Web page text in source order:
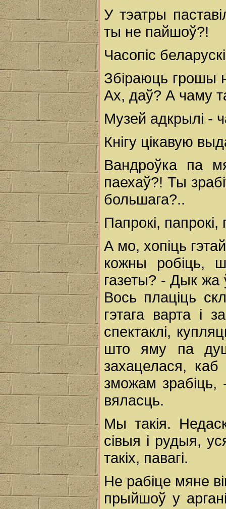
У тэатры
ты не пайшоў?!
Часопіс
Збіраюць грошы
Ах, даў? А чаму
Музей адкрылі -
Кнігу цікавую
Вандроўка па
паехаў?! Ты
большага?..
Папрокі,
А мо, хопіць
кожны робіць,
газеты? - Дык жа
Вось плаціць
гэтага варта і
спектаклі,
што яму па
захацелася,
зможам
вяласць.
Мы такія.
сівыя і рудыя,
такіх, павагі.
Не рабіце мяне
прыйшоў у